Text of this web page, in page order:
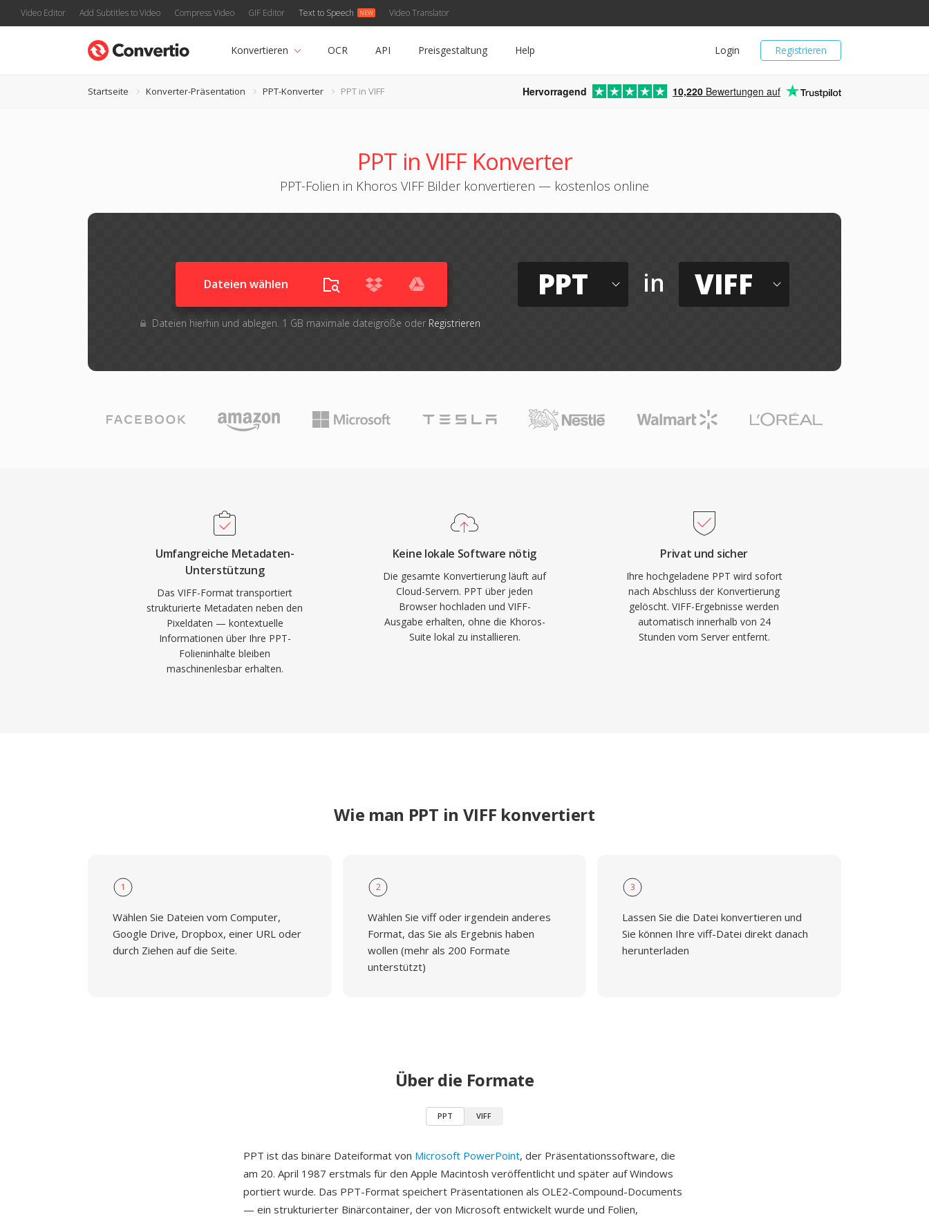
Video Editor Add Subtitles to Video Compress Video GIF Editor Text to Speech Video Translator
Registrieren
Login
Konvertieren OCR API Preisgestaltung Help
Startseite Konverter-Präsentation PPT-Konverter PPT in VIFF Hervorragend 10,220 Bewertungen auf
PPT in VIFF Konverter
PPT-Folien in Khoros VIFF Bilder konvertieren — kostenlos online
Dateien wählen
Dateien hierhin und ablegen. 1 GB maximale dateigröße oder Registrieren
PPT in VIFF
Umfangreiche Metadaten-
Unterstützung
Das VIFF-Format transportiert
strukturierte Metadaten neben den
Pixeldaten — kontextuelle
Informationen über Ihre PPT-
Folieninhalte bleiben
maschinenlesbar erhalten.
Keine lokale Software nötig
Die gesamte Konvertierung läuft auf
Cloud-Servern. PPT über jeden
Browser hochladen und VIFF-
Ausgabe erhalten, ohne die Khoros-
Suite lokal zu installieren.
Privat und sicher
Ihre hochgeladene PPT wird sofort
nach Abschluss der Konvertierung
gelöscht. VIFF-Ergebnisse werden
automatisch innerhalb von 24
Stunden vom Server entfernt.
Wie man PPT in VIFF konvertiert
1
Wählen Sie Dateien vom Computer,
Google Drive, Dropbox, einer URL oder
durch Ziehen auf die Seite.
2
Wählen Sie viff oder irgendein anderes
Format, das Sie als Ergebnis haben
wollen (mehr als 200 Formate
unterstützt)
3
Lassen Sie die Datei konvertieren und
Sie können Ihre viff-Datei direkt danach
herunterladen
Über die Formate
PPT VIFF
PPT ist das binäre Dateiformat von Microsoft PowerPoint, der Präsentationssoftware, die
am 20. April 1987 erstmals für den Apple Macintosh veröffentlicht und später auf Windows
portiert wurde. Das PPT-Format speichert Präsentationen als OLE2-Compound-Documents
— ein strukturierter Binärcontainer, der von Microsoft entwickelt wurde und Folien,